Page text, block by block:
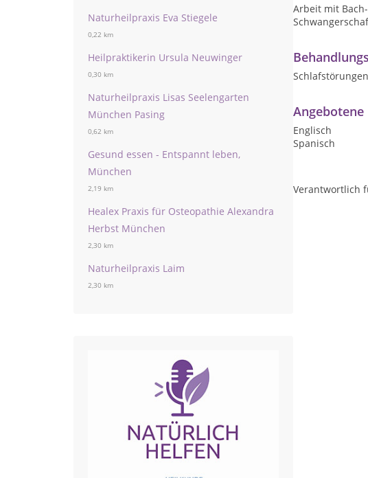
Naturheilpraxis Eva Stiegele
0,22 km
Heilpraktikerin Ursula Neuwinger
0,30 km
Naturheilpraxis Lisas Seelengarten
München Pasing
0,62 km
Gesund essen - Entspannt leben,
München
2,19 km
Healex Praxis für Osteopathie Alexandra
Herbst München
2,30 km
Naturheilpraxis Laim
2,30 km
Arbeit mit
Englisch
Spanisch
Verantwortlich